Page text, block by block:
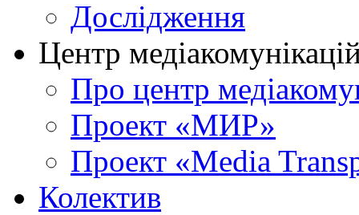
Дослідження
Центр
Про центр
Проект «МИР»
Проект «Media
Колектив